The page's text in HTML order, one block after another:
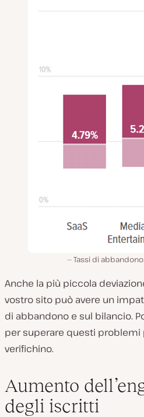
Tassi di
Anche la più piccola
vostro sito può avere un
di abbandono e sul bilancio.
per superare questi problemi
verifichino.
Aumento
degli iscritti